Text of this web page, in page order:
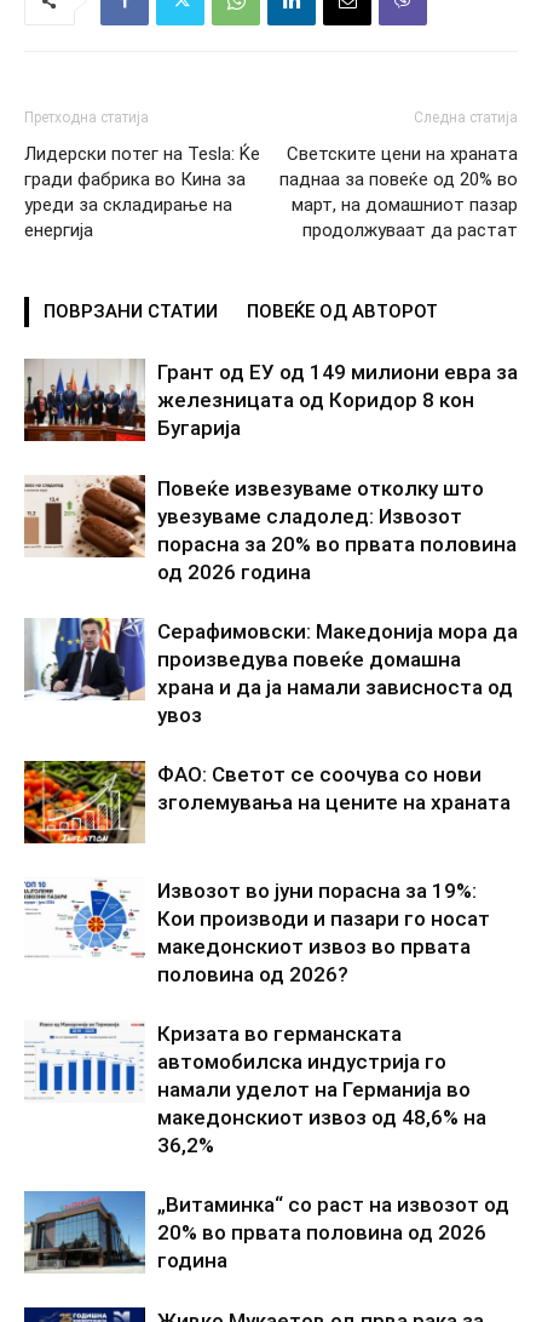
Претходна статија
Лидерски потег на Tesla: Ќе
гради фабрика во Кина за
уреди за складирање на
енергија
Следна статија
Светските цени на храната
паднаа за повеќе од 20% во
март, на домашниот пазар
продолжуваат да растат
ПОВРЗАНИ СТАТИИ ПОВЕЌЕ ОД АВТОРОТ
Грант од ЕУ од 149 милиони евра за
железницата од Коридор 8 кон
Бугарија
Повеќе извезуваме отколку што
увезуваме сладолед: Извозот
порасна за 20% во првата половина
од 2026 година
Серафимовски: Македонија мора да
произведува повеќе домашна
храна и да ја намали зависноста од
увоз
ФАО: Светот се соочува со нови
зголемувања на цените на храната
Извозот во јуни порасна за 19%:
Кои производи и пазари го носат
македонскиот извоз во првата
половина од 2026?
Кризата во германската
автомобилска индустрија го
намали уделот на Германија во
македонскиот извоз од 48,6% на
36,2%
„Витаминка“ со раст на извозот од
20% во првата половина од 2026
година